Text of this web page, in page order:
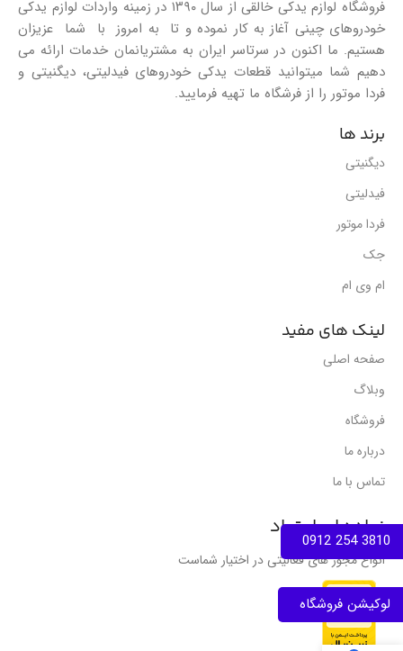
3810 254 0912
لوکیشن فروشگاه
فروشگاه لوازم یدکی خالقی از سال ۱۳۹۰ در زمینه واردات لوازم یدکی
خودروهای چینی آغاز به کار نموده و تا به امروز با شما عزیزان
هستیم. ما اکنون در سرتاسر ایران به مشتریانمان خدمات ارائه می
دهیم شما میتوانید قطعات یدکی خودروهای فیدلیتی، دیگنیتی و
فردا موتور را از فرشگاه ما تهیه فرمایید.
برند ها
دیگنیتی
فیدلیتی
فردا موتور
جک
ام وی ام
لینک های مفید
صفحه اصلی
وبلاگ
فروشگاه
درباره ما
تماس با ما
نمادهای اعتماد
انواع مجوز های فعالیتی در اختیار شماست